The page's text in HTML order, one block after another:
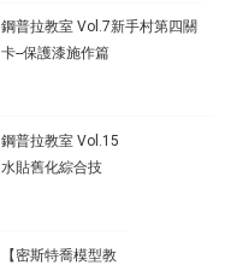
鋼普拉教室 Vol.7新手村第四關
卡--保護漆施作篇
鋼普拉教室 Vol.15
水貼舊化綜合技
【密斯特喬模型教